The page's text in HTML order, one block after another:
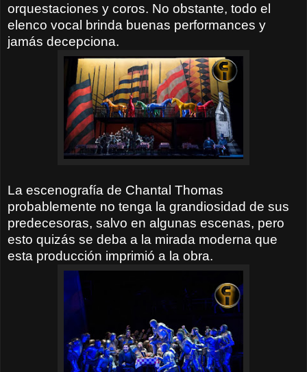
orquestaciones y coros. No obstante, todo el
elenco vocal brinda buenas performances y
jamás decepciona.
La escenografía de Chantal Thomas
probablemente no tenga la grandiosidad de sus
predecesoras, salvo en algunas escenas, pero
esto quizás se deba a la mirada moderna que
esta producción imprimió a la obra.